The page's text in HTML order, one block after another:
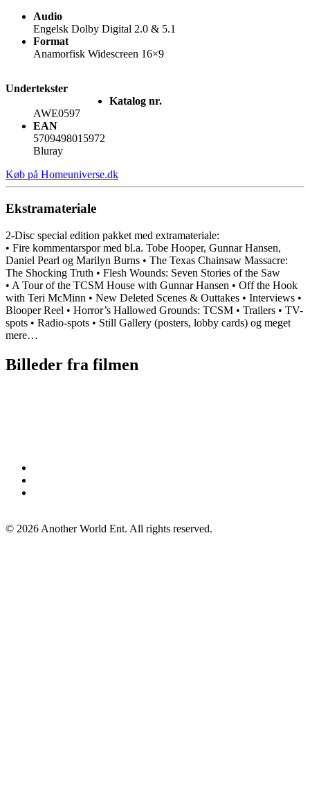
Audio
Engelsk Dolby Digital 2.0 & 5.1
Format
Anamorfisk Widescreen 16×9
Undertekster
Katalog nr.
AWE0597
EAN
5709498015972
Bluray
Køb på Homeuniverse.dk
Ekstramateriale
2-Disc special edition pakket med extramateriale:
• Fire kommentarspor med bl.a. Tobe Hooper, Gunnar Hansen,
Daniel Pearl og Marilyn Burns • The Texas Chainsaw Massacre:
The Shocking Truth • Flesh Wounds: Seven Stories of the Saw
• A Tour of the TCSM House with Gunnar Hansen • Off the Hook
with Teri McMinn • New Deleted Scenes & Outtakes • Interviews •
Blooper Reel • Horror’s Hallowed Grounds: TCSM • Trailers • TV-
spots • Radio-spots • Still Gallery (posters, lobby cards) og meget
mere…
Billeder fra filmen
© 2026 Another World Ent. All rights reserved.